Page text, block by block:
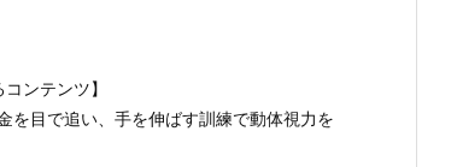
ンテンツ】
を目で追い、手を伸ばす訓練で動体視力を